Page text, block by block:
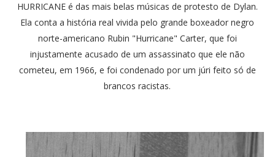
HURRICANE é das mais belas músicas de protesto de Dylan.
Ela conta a história real vivida pelo grande boxeador negro
norte-americano Rubin "Hurricane" Carter, que foi
injustamente acusado de um assassinato que ele não
cometeu, em 1966, e foi condenado por um júri feito só de
brancos racistas.